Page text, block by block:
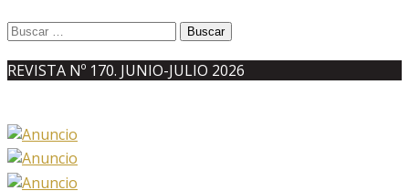
Buscar:
REVISTA Nº 170. JUNIO-JULIO 2026